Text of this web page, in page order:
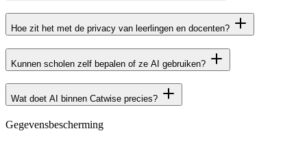
Hoe zit het met de privacy van leerlingen en docenten?
Kunnen scholen zelf bepalen of ze AI gebruiken?
Wat doet AI binnen Catwise precies?
Gegevensbescherming